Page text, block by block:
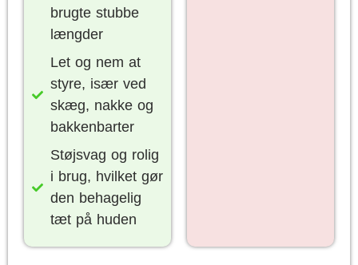
brugte stubbe
længder
Let og nem at
styre, især ved
skæg, nakke og
bakkenbarter
Støjsvag og rolig
i brug, hvilket gør
den behagelig
tæt på huden